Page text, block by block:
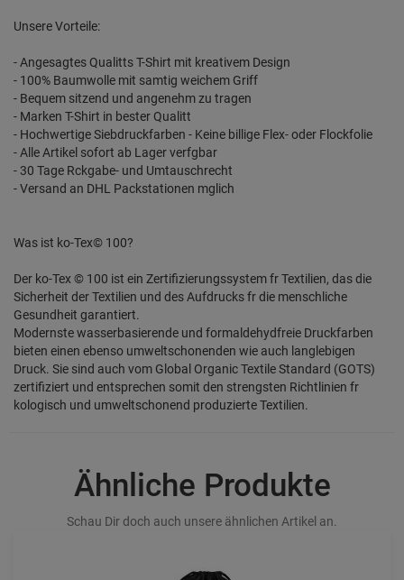
Unsere Vorteile:
- Angesagtes Qualitts T-Shirt mit kreativem Design
- 100% Baumwolle mit samtig weichem Griff
- Bequem sitzend und angenehm zu tragen
- Marken T-Shirt in bester Qualitt
- Hochwertige Siebdruckfarben - Keine billige Flex- oder Flockfolie
- Alle Artikel sofort ab Lager verfgbar
- 30 Tage Rckgabe- und Umtauschrecht
- Versand an DHL Packstationen mglich
Was ist ko-Tex© 100?
Der ko-Tex © 100 ist ein Zertifizierungssystem fr Textilien, das die
Sicherheit der Textilien und des Aufdrucks fr die menschliche
Gesundheit garantiert.
Modernste wasserbasierende und formaldehydfreie Druckfarben
bieten einen ebenso umweltschonenden wie auch langlebigen
Druck. Sie sind auch vom Global Organic Textile Standard (GOTS)
zertifiziert und entsprechen somit den strengsten Richtlinien fr
kologisch und umweltschonend produzierte Textilien.
Ähnliche Produkte
Schau Dir doch auch unsere ähnlichen Artikel an.